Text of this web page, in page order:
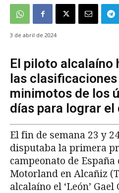
3 de abril de 2024
El piloto alcalaíno
las
minimotos de los
días para lograr
El fin de semana 23 y
disputaba la primera
campeonato de
Motorland en Alcañiz
alcalaíno el ‘León’